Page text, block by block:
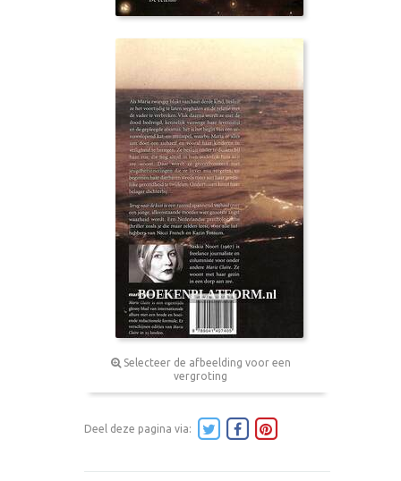
Selecteer de afbeelding voor een
vergroting
Deel deze pagina via: